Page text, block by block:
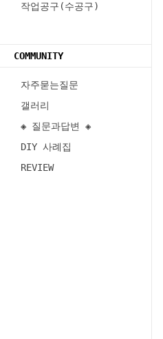
작업공구(수공구)
COMMUNITY
자주묻는질문
갤러리
◈ 질문과답변 ◈
DIY 사례집
REVIEW